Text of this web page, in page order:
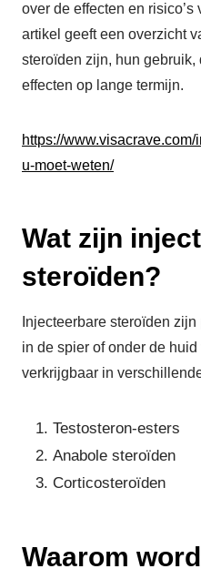
over de effecten en
artikel geeft een overzicht
steroïden zijn, hun gebruik,
effecten op lange termijn.
https://
u-moet-weten/
Wat zijn
steroïden?
Injecteerbare steroïden
in de spier of onder de
verkrijgbaar in
Testosteron-esters
Anabole steroïden
Corticosteroïden
Waarom